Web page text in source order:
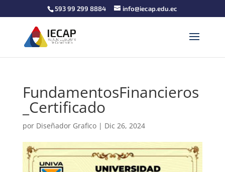
593 99 299 8884 info@iecap.edu.ec
FundamentosFinancieros
_Certificado
por Diseñador Grafico| Dic 26, 2024